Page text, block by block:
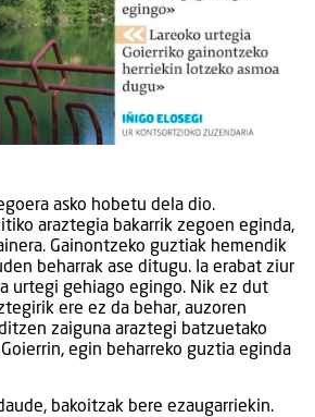
asko hobetu dela dio.
araztegia bakarrik zegoen eginda,
Gainontzeko guztiak hemendik
beharrak ase ditugu. Ia erabat ziur
urtegi gehiago egingo. Nik ez dut
ere ez da behar, auzoren
zaiguna araztegi batzuetako
egin beharreko guztia eginda
bakoitzak bere ezaugarriekin.